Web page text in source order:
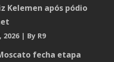
Kelemen após pódio
2026 By R9
fecha etapa